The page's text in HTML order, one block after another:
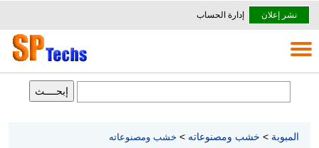
نشر إعلان إدارة الحساب
المبوبة > خشب ومصنوعاته > خشب ومصنوعاته